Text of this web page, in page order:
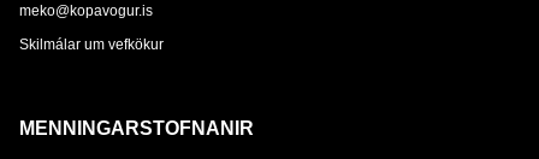
meko@kopavogur.is
Skilmálar um vefkökur
MENNINGARSTOFNANIR